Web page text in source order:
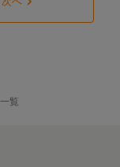
覧